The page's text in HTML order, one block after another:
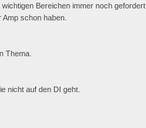
Bereichen immer noch gefordert.
schon haben.
Thema.
nicht auf den DI geht.